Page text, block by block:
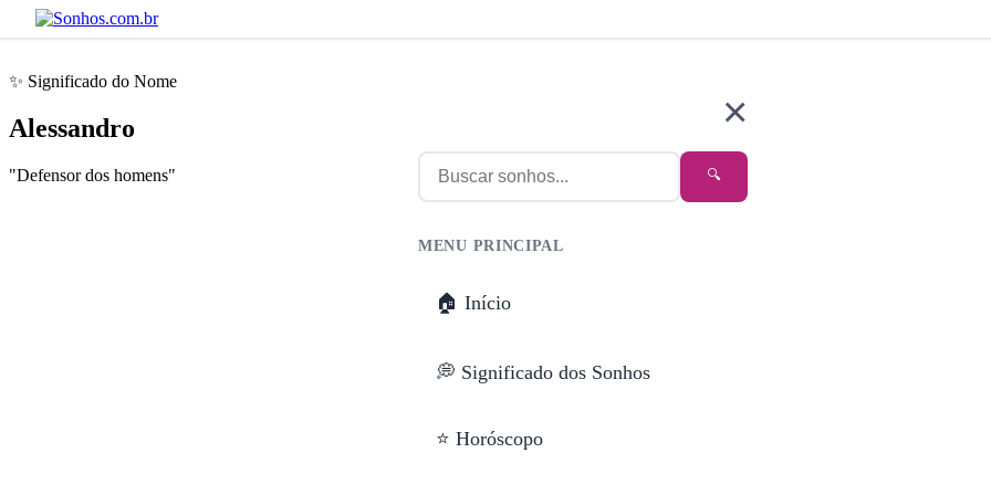
×
🔍
MENU PRINCIPAL
🏠 Início
💭 Significado dos Sonhos
⭐ Horóscopo
✨ Significado do Nome
Alessandro
"Defensor dos homens"